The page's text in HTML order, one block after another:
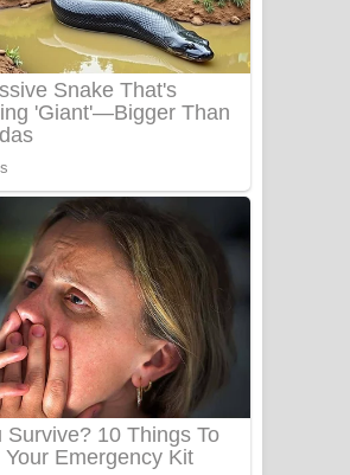
පාලමේ ගීතයේ පද පෙළ
Babalena Song Lyrics - සඳ
ගීතයේ පද පෙළ
Wadi Nisa Song Lyrics - ආදරේ
වැඩි නිසා ගීතයේ පද පෙළ
UNUHUMA Song Lyrics - උණුහුම
පද පෙළ
Song Lyrics - කටකාර ගීතයේ
පෙළ